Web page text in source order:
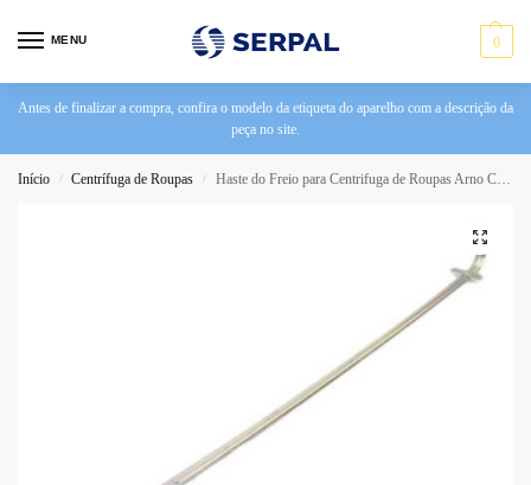
MENU 0
Antes de finalizar a compra, confira o modelo da etiqueta do aparelho com a descrição da
peça no site.
Início / Centrífuga de Roupas / Haste do Freio para Centrifuga de Roupas Arno CRA